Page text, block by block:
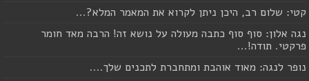
קטי: שלום רב, היכן ניתן לקרוא את המאמר המלא?...
נגה אלון: סוף סוף כתבה מעולה על נושא זה! הרבה מאד חומר
פרקטי. תודה!...
נופר לנגה: מאוד אוהבת ומתחברת לתכנים שלך....